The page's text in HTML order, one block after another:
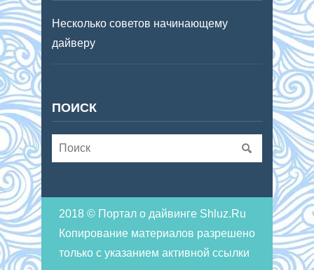
Несколько советов начинающему
дайверу
ПОИСК
2018 © Портал о дайвинге Shluz.Ru
Копирование материалов разрешено
только с указанием активной ссылки